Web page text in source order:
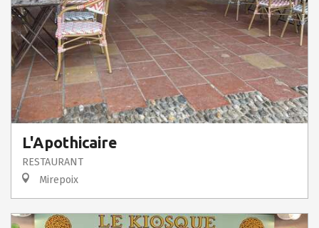
L'Apothicaire
RESTAURANT
Mirepoix